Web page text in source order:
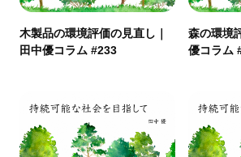
木製品の環境評価の見直し｜
田中優コラム #233
森の環境
優コラム